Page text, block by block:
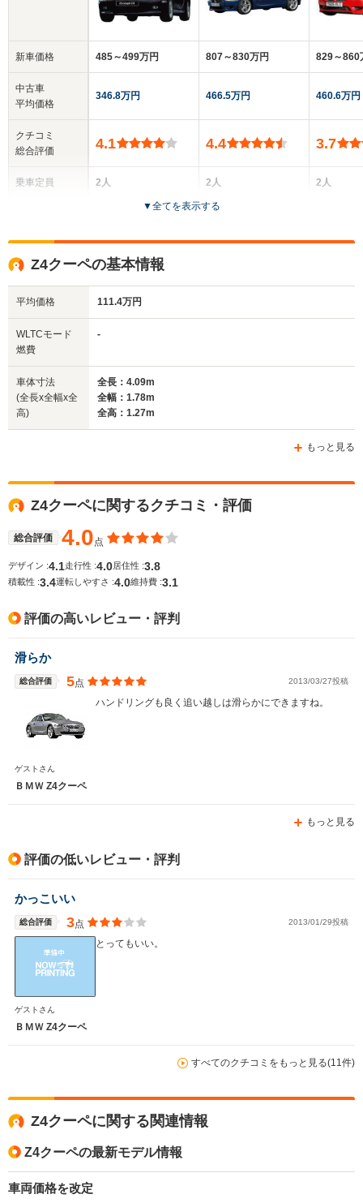
新車価格
中古車
平均価格
クチコミ
総合評価
乗車定員
サイズ
(全長x全幅x全高)
WLTCモード
燃費
485～499万円
346.8万円
4.1
2人
全高
1.31m
807～830万円
466.5万円
4.4
2人
3ドア
829～860
460.6万円
3.7
2人
▼全てを表示する
Z4クーペの基本情報
平均価格 111.4万円
WLTCモード
燃費
-
車体寸法
(全長x全幅x全
高)
全長：4.09m
全幅：1.78m
全高：1.27m
もっと見る
Z4クーペに関するクチコミ・評価
総合評価 4.0点
デザイン :4.1走行性 :4.0居住性 :3.8
積載性 :3.4運転しやすさ :4.0維持費 :3.1
評価の高いレビュー・評判
滑らか
総合評価 5点 2013/03/27投稿
ハンドリングも良く追い越しは滑らかにできますね。
ゲストさん
ＢＭＷ Z4クーペ
もっと見る
評価の低いレビュー・評判
かっこいい
総合評価 3点 2013/01/29投稿
とってもいい。
ゲストさん
ＢＭＷ Z4クーペ
すべてのクチコミをもっと見る(11件)
Z4クーペに関する関連情報
Z4クーペの最新モデル情報
車両価格を改定